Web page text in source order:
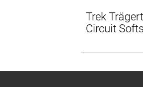
Trek
Circuit